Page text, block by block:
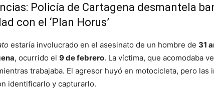
Policía de Cartagena desmantela
con el ‘Plan Horus’
estaría involucrado en el asesinato de un hombre de 31
, ocurrido el 9 de febrero. La víctima, que acomodaba
trabajaba. El agresor huyó en motocicleta, pero las
identificarlo y capturarlo.